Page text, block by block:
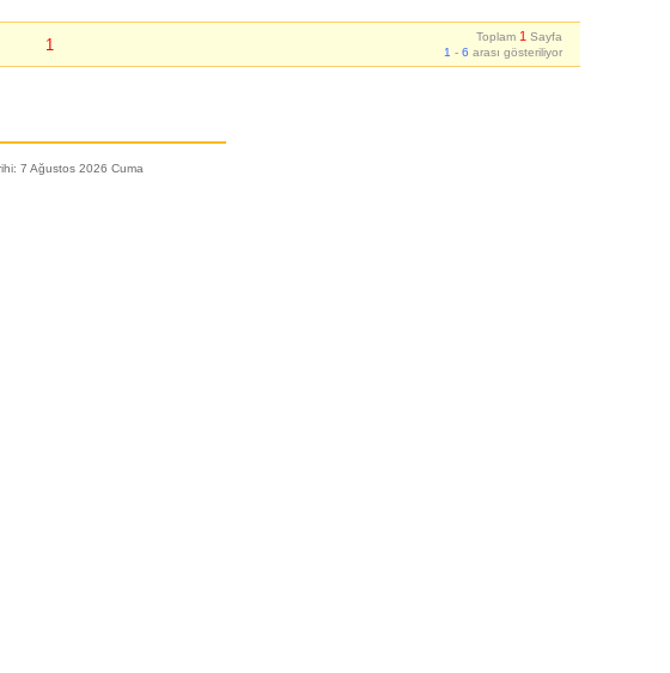
1 Toplam 1 Sayfa
1 - 6 arası gösteriliyor
7 Ağustos 2026 Cuma